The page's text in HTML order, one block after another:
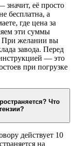
её просто
бесплатна, а
где цена за
эти суммы
При желании вы
завода. Перед
— это
при погрузке
Что
действует 10
на